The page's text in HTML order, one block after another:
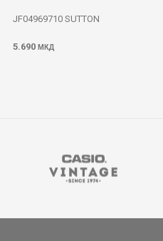
JF04969710 SUTTON
5.690 МКД